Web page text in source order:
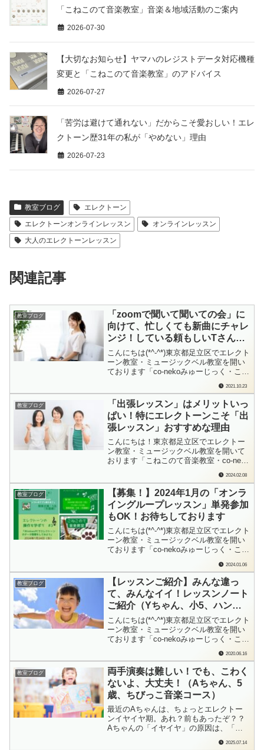
「こねこのて音楽教室」音楽＆地域活動のご案内
2026-07-30
【大切なお知らせ】ヤマハのレジストデータ対応機種
変更と「こねこのて音楽教室」のアドバイス
2026-07-27
「苦労は避けて通れない」だからこそ愛おしい！エレ
クトーン歴31年の私が「やめない」理由
2026-07-23
教室ブログ
エレクトーン
エレクトーンオンラインレッスン
オンラインレッスン
大人のエレクトーンレッスン
関連記事
教室ブログ
「zoomで聞いて聞いての会」に
向けて、忙しくても新曲にチャレ
ンジ！している頼もしいTさん
（20代、エレクトーンオンライン
レッスン）
こんにちは(*^-^*)東京都足立区でエレクト
ーン教室・ミュージックベル教室を開い
ております「co-nekoみゅーじっく・こね
す。Tさんは…Tちゃんは5歳からこねこ
のて音楽教室（足立区）でエレクトーン
のレッスンを続けてくれている生徒さ
ん。誰かに演奏を見てもらう、聞い...
2021.10.23
教室ブログ
「出張レッスン」はメリットいっ
ぱい！特にエレクトーンこそ「出
張レッスン」おすすめな理由
こんにちは！東京都足立区でエレクトー
ン教室・ミュージックベル教室を開いて
おります「こねこのて音楽教室・co-neko
みゅーじっく」の檜垣（ひがき）です。
こねこのて音楽教室（足立区）は、2000
年10月に「出張レッスン専門」の音楽教
室としてスタートしました。どうして
「出張レッスン」にこだわってレッス
ン...
2024.02.08
教室ブログ
【募集！】2024年1月の「オンラ
イングループレッスン」単発参加
もOK！お待ちしております
こんにちは(*^-^*)東京都足立区でエレクト
ーン教室・ミュージックベル教室を開い
ております「co-nekoみゅーじっく・こね
す。全国どこからでも、オンラインで一
緒に作業しながら受けていただける「グ
ループレッスン」を行っています。悩ん
でいるポイントが一緒の「仲間」と...
2024.01.06
教室ブログ
【レッスンご紹介】みんな違っ
て、みんなイイ！レッスンノート
ご紹介（Yちゃん、小5、ハンデ
ィキャップのある方のレッスン）
こんにちは(*^-^*)東京都足立区でエレクト
ーン教室・ミュージックベル教室を開い
ております「co-nekoみゅーじっく・こね
す。Yちゃんは盲学校に通う生徒さん。
少し見えるので、楽譜を読むレッスンも
しています。ポケモン大好きなYちゃん
「来週まで、これ、練習しておいて...
2020.06.16
教室ブログ
両手演奏は難しい！でも、こわく
ないよ、大丈夫！（Aちゃん、5
歳、ちびっこ音楽コース）
最近のAちゃんは、ちょっとエレクトー
ンイヤイヤ期。あれ？前もあったぞ？？
Aちゃんの「イヤイヤ」の原因は、「で
ら」これってAちゃんに限らず、かなり
2025.07.14